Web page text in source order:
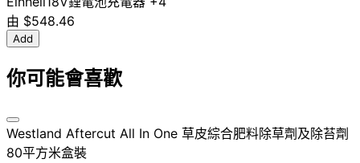
由 $548.46
Add
你可能會喜歡
Westland Aftercut All In One 草皮綜合肥料除草劑及除苔劑
80平方米盒裝